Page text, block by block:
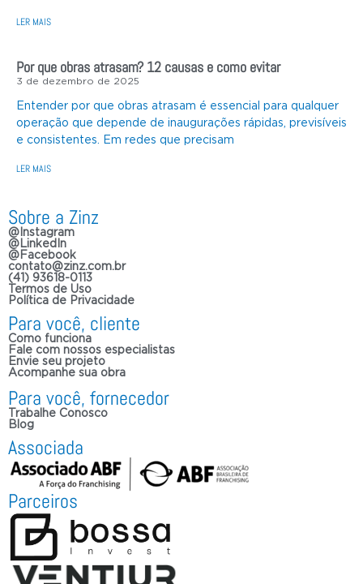
LER MAIS
Por que obras atrasam? 12 causas e como evitar
3 de dezembro de 2025
Entender por que obras atrasam é essencial para qualquer
operação que depende de inaugurações rápidas, previsíveis
e consistentes. Em redes que precisam
LER MAIS
Sobre a Zinz
@Instagram
@LinkedIn
@Facebook
contato@zinz.com.br
(41) 93618-0113
Termos de Uso
Política de Privacidade
Para você, cliente
Como funciona
Fale com nossos especialistas
Envie seu projeto
Acompanhe sua obra
Para você, fornecedor
Trabalhe Conosco
Blog
Associada
Parceiros